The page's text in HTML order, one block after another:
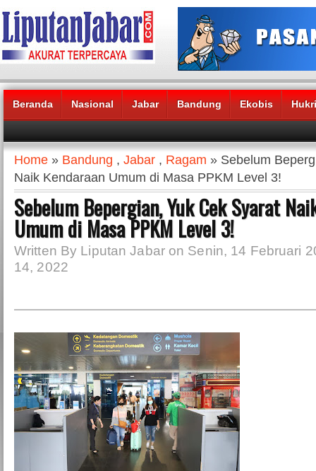
Beranda Nasional Jabar Bandung Ekobis
Headlines News :
Home » Bandung , Jabar , Ragam » Sebelum
Naik Kendaraan Umum di Masa PPKM Level 3!
Sebelum Bepergian, Yuk Cek Syarat
Umum di Masa PPKM Level 3!
Written By Liputan Jabar on Senin, 14 Februari
14, 2022